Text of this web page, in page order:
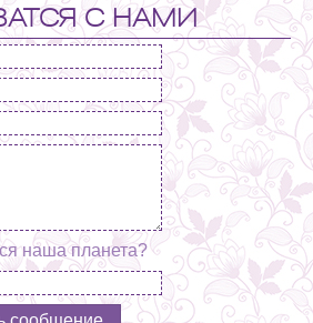
С НАМИ
наша планета?